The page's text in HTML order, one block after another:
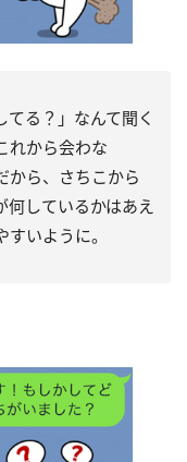
る？」なんて聞く
れから会わな
から、さちこから
しているかはあえ
いように。